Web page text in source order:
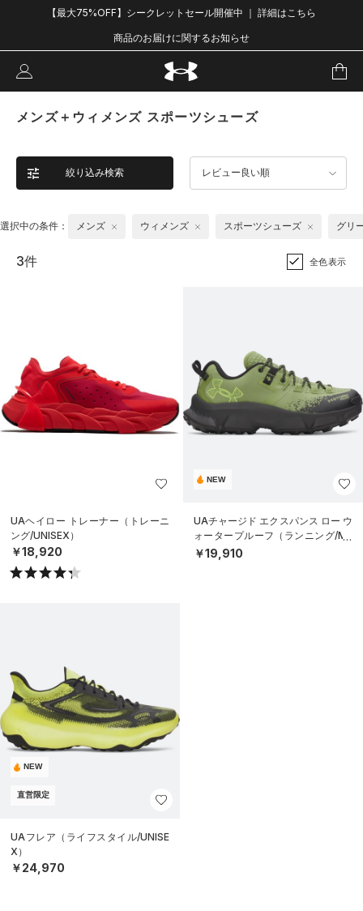
【最大75%OFF】シークレットセール開催中 ｜ 詳細はこちら
商品のお届けに関するお知らせ
メンズ＋ウィメンズ スポーツシューズ
絞り込み検索 レビュー良い順
選択中の条件： メンズ ウィメンズ スポーツシューズ グリ
3件 全色表示
UAヘイロー トレーナー（トレーニ
ング/UNISEX）
￥18,920
NEW
UAチャージド エクスパンス ロー ウ
ォータープルーフ（ランニング/ME
N）
￥19,910
NEW
直営限定
UAフレア（ライフスタイル/UNISE
X）
￥24,970